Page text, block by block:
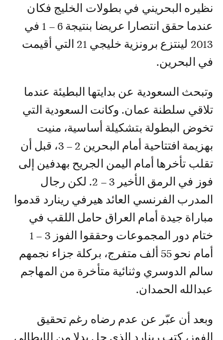
نظيره البحريني في بطولات الخليج فكان
عندما حقق انتصارا عريضا بنتيجة 6 – 1 في
2013 لينتزع برونزية خليجي 21 التي أقيمت
في البحرين.
وتبحث السعودية عن بدايتها البطيئة عندما
تلاقي سلطنة عمان. وكانت السعودية التي
تخوض البطولة بتشكيلة أساسية، منيت
بهزيمة افتتاحية أمام البحرين 2 – 3، قبل أن
تقلب تأخرها أمام اليمن الجريح بهدفين إلى
فوز في الرمق الأخير 3 – 2. لكن رجال
المدرب الفرنسي العائد هيرفي رينارد قدموا
مباراة جيدة أمام العراق حامل اللقب في
ختام دور المجموعات وحققوا الفوز 3 – 1
أمام نحو 55 ألف متفرج، بركلة جزاء نجمهم
سالم الدوسري وثنائية متأخرة من المهاجم
عبدالله الحمدان.
وبعد أن عبّر عن عدم رضاه رغم تحقيق